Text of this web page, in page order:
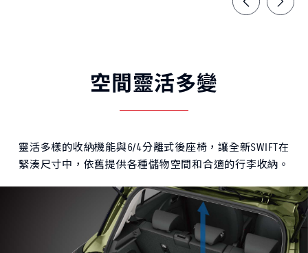
空間靈活多變
靈活多樣的收納機能與6/4分離式後座椅，讓全新SWIFT在
緊湊尺寸中，依舊提供各種儲物空間和合適的行李收納。